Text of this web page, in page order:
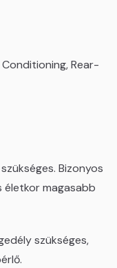
Rear-
Bizonyos
életkor magasabb
szükséges,